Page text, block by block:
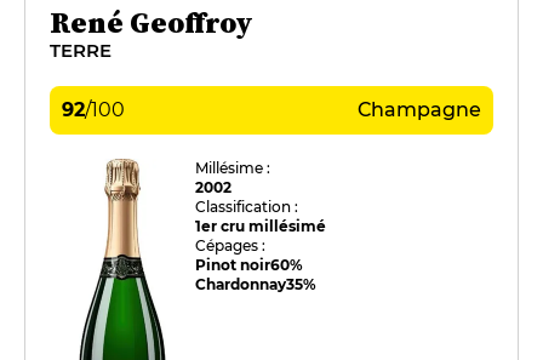
René Geoffroy
TERRE
92/100 Champagne
Millésime :
2002
Classification :
1er cru millésimé
Cépages :
Pinot noir60%
Chardonnay35%